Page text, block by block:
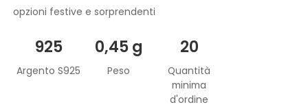
opzioni festive e sorprendenti
925
Argento S925
0,45 g
Peso
20
Quantità
minima
d'ordine